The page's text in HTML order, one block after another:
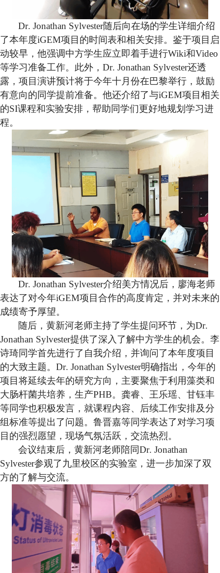
Dr. Jonathan Sylvester随后向在场的学生详细介绍
了本年度iGEM项目的时间表和相关安排。鉴于项目启
动较早，他强调中方学生应立即着手进行Wiki和Video
等学习准备工作。此外， Dr. Jonathan Sylvester还透
露，项目演讲预计将于今年十月份在巴黎举行，鼓励
有意向的同学提前准备。他还介绍了与iGEM项目相关
的SI课程和实验安排，帮助同学们更好地规划学习进
程。
Dr. Jonathan Sylvester介绍美方情况后 ，廖海老师
表达了对今年iGEM项目合作的高度肯定，并对未来的
成绩寄予厚望。
随后，黄新河老师主持了学生提问环节，为Dr.
Jonathan Sylvester提供了深入了解中方学生的机会。李
诗琦同学首先进行了自我介绍，并询问了本年度项目
的大致主题。 Dr. Jonathan Sylvester明确指出，今年的
项目将延续去年的研究方向，主要聚焦于利用藻类和
大肠杆菌共培养，生产PHB。龚睿、王乐瑶、甘钰丰
等同学也积极发言，就课程内容、后续工作安排及分
组标准等提出了问题。鲁晋嘉等同学表达了对学习项
目的强烈愿望，现场气氛活跃，交流热烈。
会议结束后，黄新河老师陪同Dr. Jonathan
Sylvester参观了九里校区的实验室，进一步加深了双
方的了解与交流。